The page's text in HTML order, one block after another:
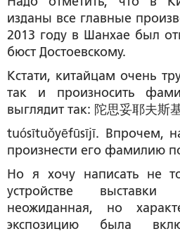
изданы все главные
2013 году в Шанхае был
бюст Достоевскому.
Кстати, китайцам очень
так и произносить
выглядит так: 陀思妥耶夫斯
tuósītuǒyēfūsījī. Впрочем,
произнести его фамилию
Но я хочу написать не
устройстве
неожиданная, но
экспозицию была